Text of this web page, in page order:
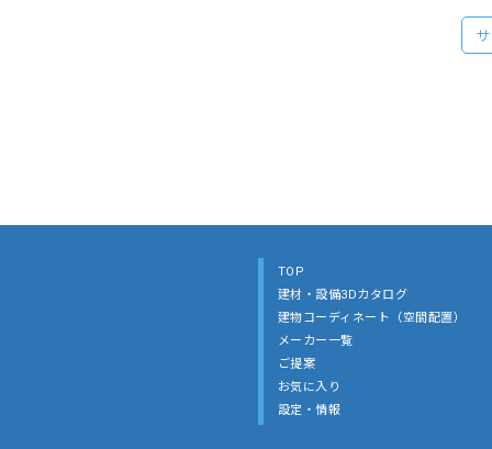
TOP
建材・設備3Dカタログ
建物コーディネート（空間配置）
メーカー一覧
ご提案
お気に入り
設定・情報